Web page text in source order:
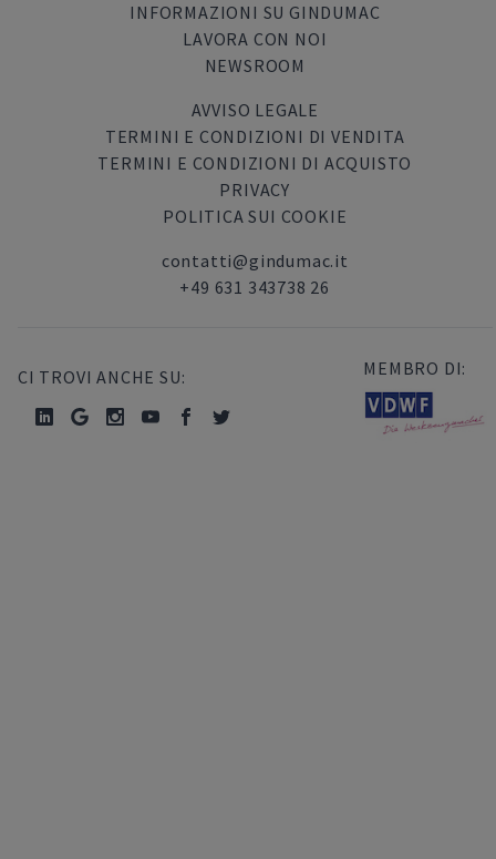
INFORMAZIONI SU GINDUMAC
LAVORA CON NOI
NEWSROOM
AVVISO LEGALE
TERMINI E CONDIZIONI DI VENDITA
TERMINI E CONDIZIONI DI ACQUISTO
PRIVACY
POLITICA SUI COOKIE
contatti@gindumac.it
+49 631 343738 26
CI TROVI ANCHE SU: MEMBRO DI: